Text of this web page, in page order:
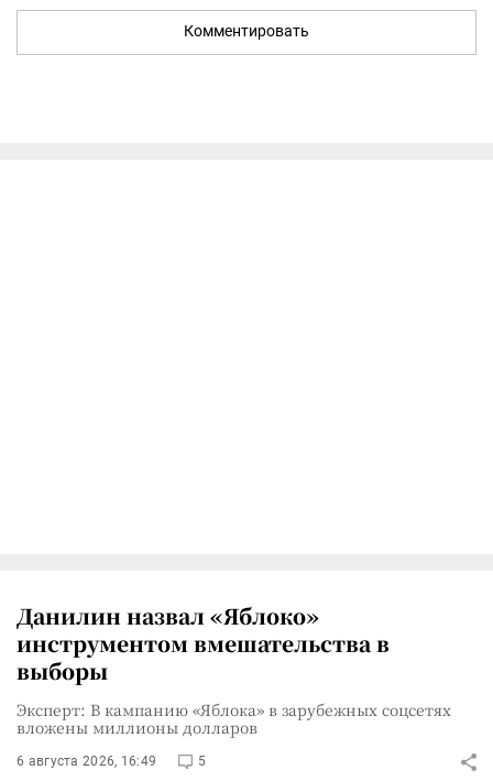
Комментировать
Данилин назвал «Яблоко»
инструментом вмешательства в
выборы
Эксперт: В кампанию «Яблока» в зарубежных соцсетях
вложены миллионы долларов
6 августа 2026, 16:49 5